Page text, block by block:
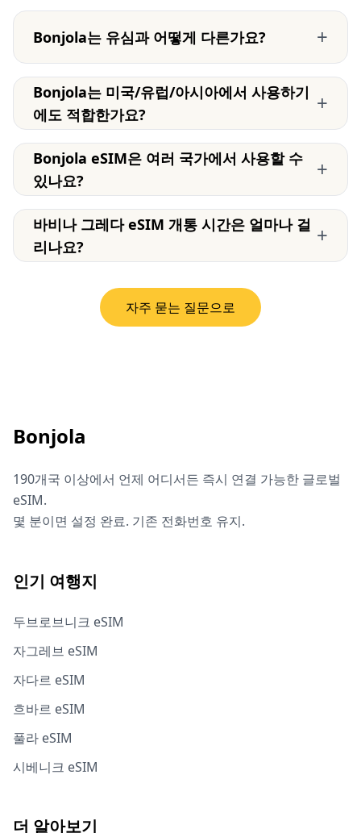
Bonjola는 유심과 어떻게 다른가요? +
Bonjola는 미국/유럽/아시아에서 사용하기
에도 적합한가요?
+
Bonjola eSIM은 여러 국가에서 사용할 수
있나요?
+
바비나 그레다 eSIM 개통 시간은 얼마나 걸
리나요?
+
자주 묻는 질문으로
Bonjola
190개국 이상에서 언제 어디서든 즉시 연결 가능한 글로벌
eSIM.
몇 분이면 설정 완료. 기존 전화번호 유지.
인기 여행지
두브로브니크 eSIM
자그레브 eSIM
자다르 eSIM
흐바르 eSIM
풀라 eSIM
시베니크 eSIM
더 알아보기